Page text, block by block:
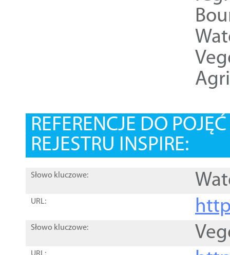
REFERENCJE DO
REJESTRU INSPIRE:
Słowo kluczowe:
URL:
Słowo kluczowe: